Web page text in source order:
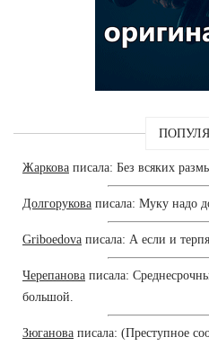
Жаркова писала: Без всяких
Долгорукова писала: Муку надо
Griboedova писала: А если и
Черепанова писала:
большой.
Зюганова писала: (Преступное